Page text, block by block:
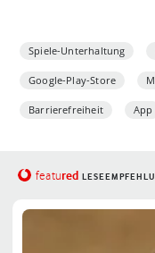
Spiele-Unterhaltung
Google-Play-Store
Barrierefreiheit App
featured